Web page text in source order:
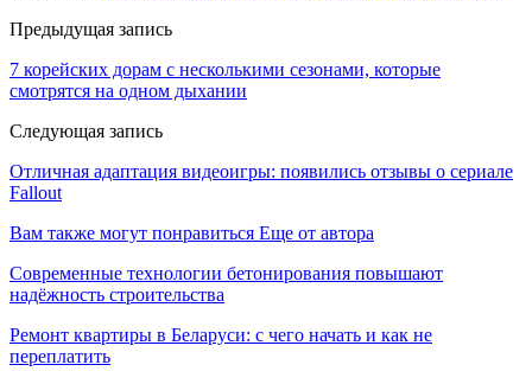
Предыдущая запись
7 корейских дорам с несколькими сезонами, которые
смотрятся на одном дыхании
Следующая запись
Отличная адаптация видеоигры: появились отзывы о сериале
Fallout
Вам также могут понравиться Еще от автора
Современные технологии бетонирования повышают
надёжность строительства
Ремонт квартиры в Беларуси: с чего начать и как не
переплатить